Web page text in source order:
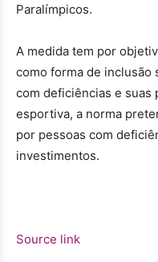
Paralímpicos.
A medida tem por
como forma de inclusão
com deficiências e suas
esportiva, a norma
por pessoas com
investimentos.
Source link